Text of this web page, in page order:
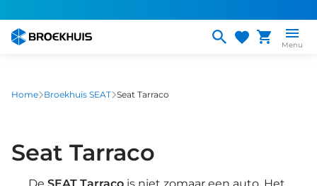
naar
gaan
Menu
Home Broekhuis SEAT Seat Tarraco
Seat Tarraco